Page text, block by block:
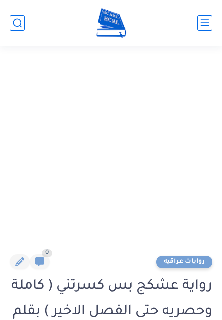
روايات عراقيه
0
رواية عشكج بس كسرتني ( كاملة
وحصريه حتى الفصل الاخير ) بقلم